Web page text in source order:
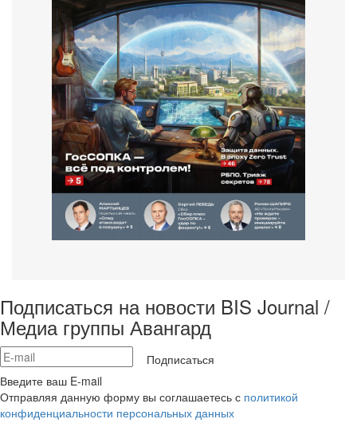
Подписаться на новости BIS Journal /
Медиа группы Авангард
Подписаться
Введите ваш E-mail
Отправляя данную форму вы соглашаетесь с политикой
конфиденциальности персональных данных